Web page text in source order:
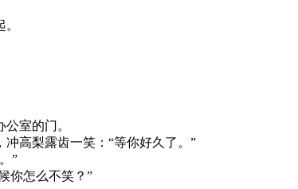
室的门。
高梨露齿一笑：“等你好久了。”
”
你怎么不笑？”